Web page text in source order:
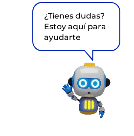
¿Tienes dudas?
Estoy aquí para
ayudarte